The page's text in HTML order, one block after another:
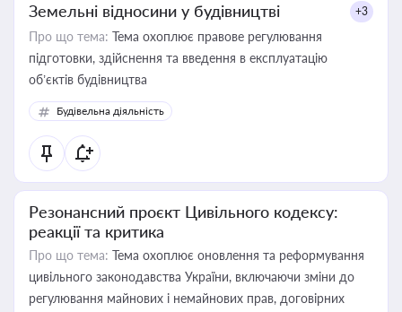
Земельні відносини у будівництві +3
Про що тема: Тема охоплює правове регулювання
підготовки, здійснення та введення в експлуатацію
об’єктів будівництва
Будівельна діяльність
Резонансний проєкт Цивільного кодексу:
реакції та критика
Про що тема: Тема охоплює оновлення та реформування
цивільного законодавства України, включаючи зміни до
регулювання майнових і немайнових прав, договірних